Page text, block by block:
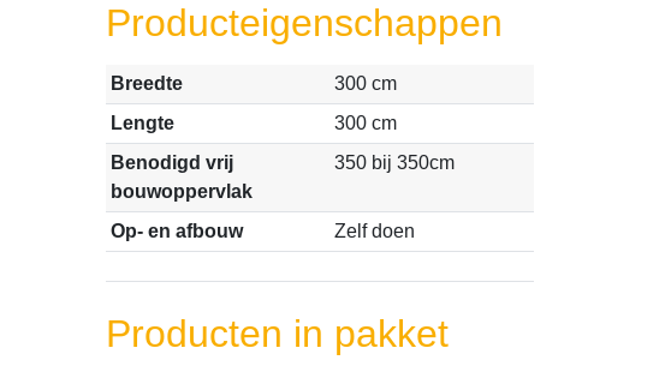
Producteigenschappen
Breedte
300 cm
Lengte
300 cm
Benodigd vrij
bouwoppervlak
350 bij 350cm
Op- en afbouw Zelf doen
Producten in pakket